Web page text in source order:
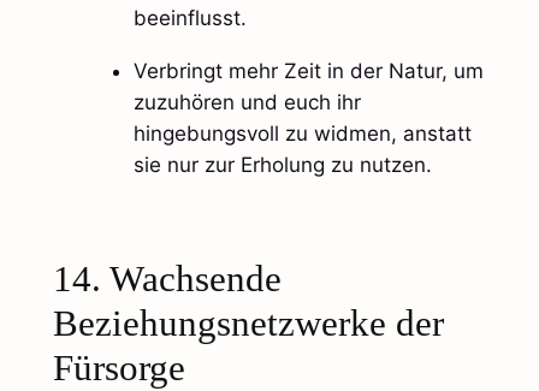
beeinflusst.
Verbringt mehr Zeit in der Natur, um
zuzuhören und euch ihr
hingebungsvoll zu widmen, anstatt
sie nur zur Erholung zu nutzen.​
14. Wachsende
Beziehungsnetzwerke der
Fürsorge